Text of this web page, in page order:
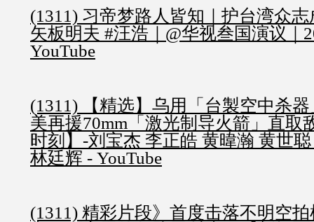
(1311) 习帝梦路人皆知｜护台湾众
矢板明夫 #汪浩｜@华视叁国演议｜
YouTube
(1311) 【精选】乌用「台製空中杀
美再援70mm「激光制导火箭」直取
时刻】-刘宝杰 李正皓 黄暐瀚 黄世
林廷辉 - YouTube
(1311) 精彩片段》首度击落不明空